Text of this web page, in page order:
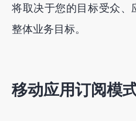
将取决于您的目标受众
整体业务目标。
移动应用订阅模